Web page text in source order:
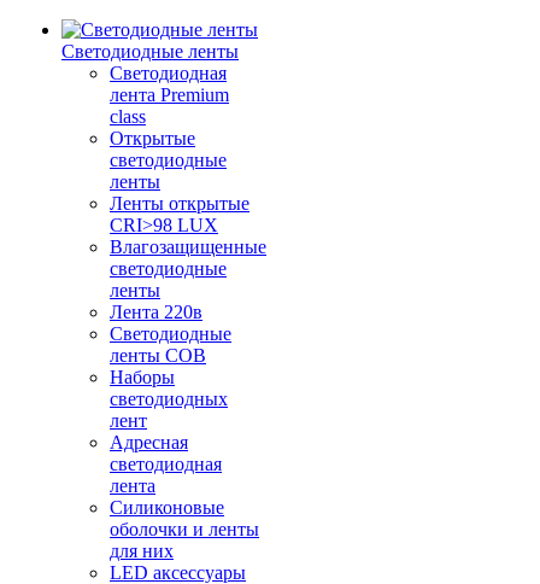
Светодиодные ленты
Светодиодная
лента Premium
class
Открытые
светодиодные
ленты
Ленты открытые
CRI>98 LUX
Влагозащищенные
светодиодные
ленты
Лента 220в
Светодиодные
ленты COB
Наборы
светодиодных
лент
Адресная
светодиодная
лента
Силиконовые
оболочки и ленты
для них
LED аксессуары